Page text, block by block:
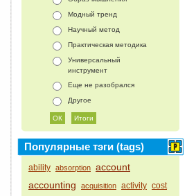
Модный тренд
Научный метод
Практическая методика
Универсальный
инструмент
Еще не разобрался
Другое
Популярные тэги (tags)
ability absorption account
accounting
acquisition activity cost